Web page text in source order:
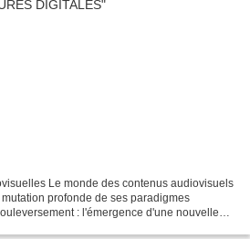
Le monde des contenus audiovisuels
​profonde de ses paradigmes
: l'émergence d'une nouvelle